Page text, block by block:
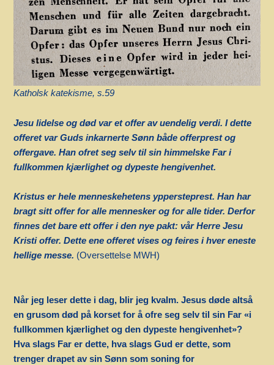
Katholskkatekisme, s.59
Jesu lidelse og død var et offer av uendelig verdi. I dette
offeret var Guds inkarnerte Sønn både offerprest og
offergave. Han ofret seg selv til sin himmelske Far i
fullkommen kjærlighet og dypeste hengivenhet.
Kristus er hele menneskehetens yppersteprest. Han har
bragt sitt offer for alle mennesker og for alle tider. Derfor
finnes det bare ett offer i den nye pakt: vår Herre Jesu
Kristi offer. Dette ene offeret vises og feires i hver eneste
hellige messe. (Oversettelse MWH)
Når jeg leser dette i dag, blir jeg kvalm. Jesus døde altså
en grusom død på korset for å ofre seg selv til sin Far «i
fullkommen kjærlighet og den dypeste hengivenhet»?
Hva slags Far er dette, hva slags Gud er dette, som
trenger drapet av sin Sønn som soning for